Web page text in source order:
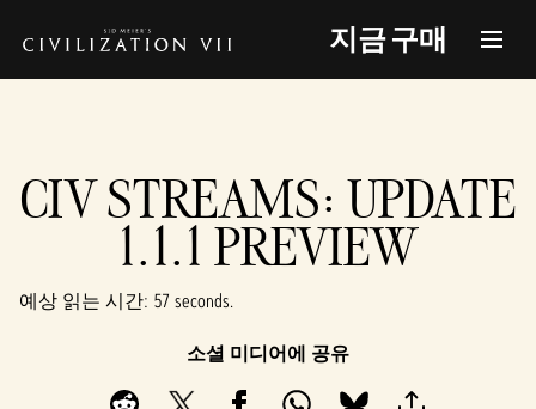
지금 구매
CIV STREAMS: UPDATE
1.1.1 PREVIEW
예상 읽는 시간 57 seconds
소셜 미디어에 공유